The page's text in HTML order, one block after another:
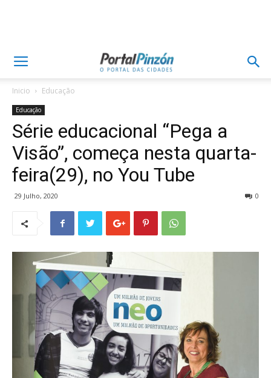
Inicio Educação
Educação
Série educacional “Pega a
Visão”, começa nesta quarta-
feira(29), no You Tube
29 Julho, 2020 0